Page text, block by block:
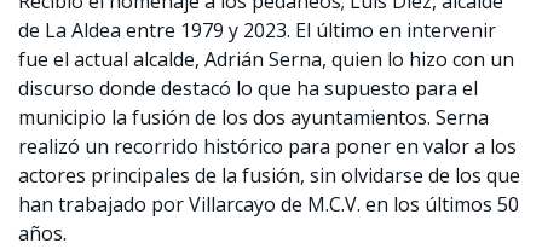
de La Aldea entre 1979 y 2023. El último en intervenir
fue el actual alcalde, Adrián Serna, quien lo hizo con un
discurso donde destacó lo que ha supuesto para el
municipio la fusión de los dos ayuntamientos. Serna
realizó un recorrido histórico para poner en valor a los
actores principales de la fusión, sin olvidarse de los que
han trabajado por Villarcayo de M.C.V. en los últimos 50
años.